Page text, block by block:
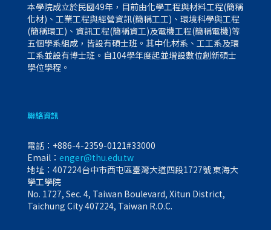
本學院成立於民國49年，目前由化學工程與材料工程(簡稱
化材)、工業工程與經營資訊(簡稱工工)、環境科學與工程
(簡稱環工)、資訊工程(簡稱資工)及電機工程(簡稱電機)等
五個學系組成，皆設有碩士班。其中化材系、工工系及環
工系並設有博士班。自104學年度起並增設數位創新碩士
學位學程。
聯絡資訊
電話： +886-4-2359-0121#33000
Email： enger@thu.edu.tw
地址：407224台中市西屯區臺灣大道四段1727號 東海大
學工學院
No. 1727, Sec. 4, Taiwan Boulevard, Xitun District,
Taichung City 407224, Taiwan R.O.C.